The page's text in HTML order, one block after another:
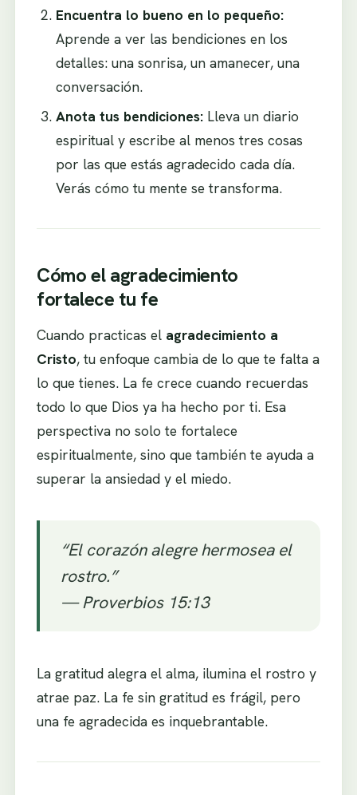
Encuentra lo bueno en lo pequeño:
Aprende a ver las bendiciones en los
detalles: una sonrisa, un amanecer, una
conversación.
Anota tus bendiciones: Lleva un diario
espiritual y escribe al menos tres cosas
por las que estás agradecido cada día.
Verás cómo tu mente se transforma.
Cómo el agradecimiento
fortalece tu fe
Cuando practicas el agradecimiento a
Cristo, tu enfoque cambia de lo que te falta a
lo que tienes. La fe crece cuando recuerdas
todo lo que Dios ya ha hecho por ti. Esa
perspectiva no solo te fortalece
espiritualmente, sino que también te ayuda a
superar la ansiedad y el miedo.
“El corazón alegre hermosea el
rostro.”
—Proverbios 15:13
La gratitud alegra el alma, ilumina el rostro y
atrae paz. La fe sin gratitud es frágil, pero
una fe agradecida es inquebrantable.